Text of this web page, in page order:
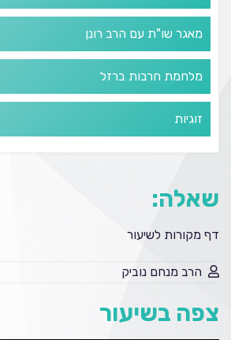
מאגר שו"ת עם הרב רונן
מלחמת חרבות ברזל
זוגיות
שאלה:
דף מקורות לשיעור
הרב מנחם נוביק
צפה בשיעור